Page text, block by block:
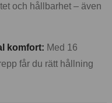
och hållbarhet – även
komfort: Med 16
får du rätt hållning